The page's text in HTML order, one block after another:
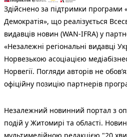
Здійснено за підтримки програми
Демократія», що реалізується
видавців новин (WAN-IFRA) у
«Незалежні регіональні видавці
Норвезькою асоціацією
Норвегії. Погляди авторів не
офіційну позицію партнерів
Незалежний новинний портал з
подій у Житомирі та області.